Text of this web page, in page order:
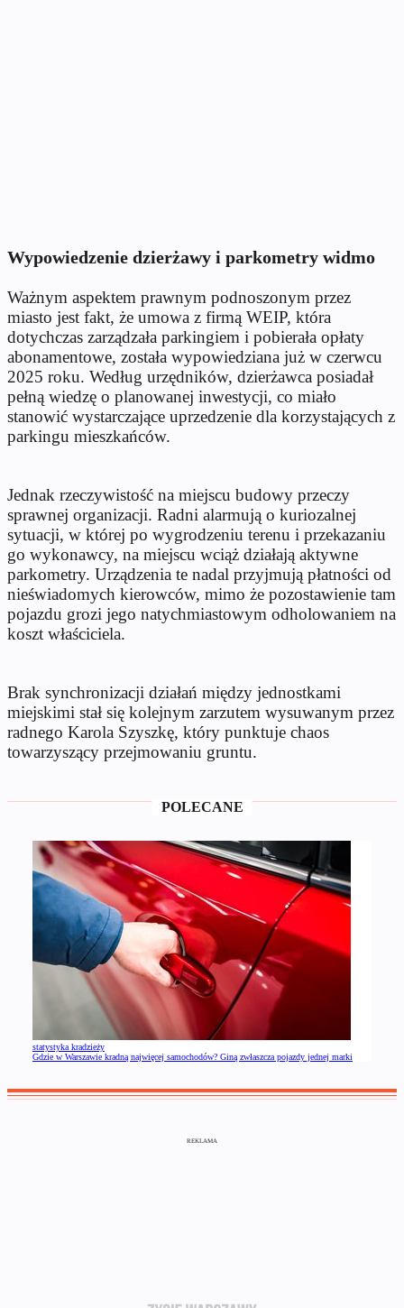
Wypowiedzenie dzierżawy i parkometry widmo
Ważnym aspektem prawnym podnoszonym przez
miasto jest fakt, że umowa z firmą WEIP, która
dotychczas zarządzała parkingiem i pobierała opłaty
abonamentowe, została wypowiedziana już w czerwcu
2025 roku. Według urzędników, dzierżawca posiadał
pełną wiedzę o planowanej inwestycji, co miało
stanowić wystarczające uprzedzenie dla korzystających z
parkingu mieszkańców.
Jednak rzeczywistość na miejscu budowy przeczy
sprawnej organizacji. Radni alarmują o kuriozalnej
sytuacji, w której po wygrodzeniu terenu i przekazaniu
go wykonawcy, na miejscu wciąż działają aktywne
parkometry. Urządzenia te nadal przyjmują płatności od
nieświadomych kierowców, mimo że pozostawienie tam
pojazdu grozi jego natychmiastowym odholowaniem na
koszt właściciela.
Brak synchronizacji działań między jednostkami
miejskimi stał się kolejnym zarzutem wysuwanym przez
radnego Karola Szyszkę, który punktuje chaos
towarzyszący przejmowaniu gruntu.
POLECANE
statystyka kradzieży
Gdzie w Warszawie kradną najwięcej samochodów? Giną zwłaszcza pojazdy jednej marki
REKLAMA